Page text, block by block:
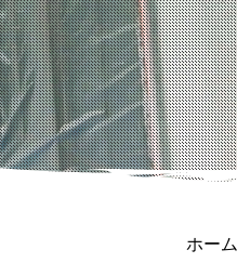
ホーム